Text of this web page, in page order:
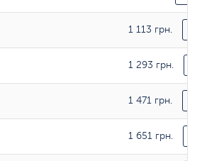
1 113 грн.
1 293 грн.
1 471 грн.
1 651 грн.